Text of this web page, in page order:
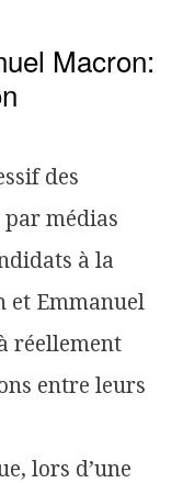
Macron:
des
par médias
à la
et Emmanuel
réellement
entre leurs
lors d’une